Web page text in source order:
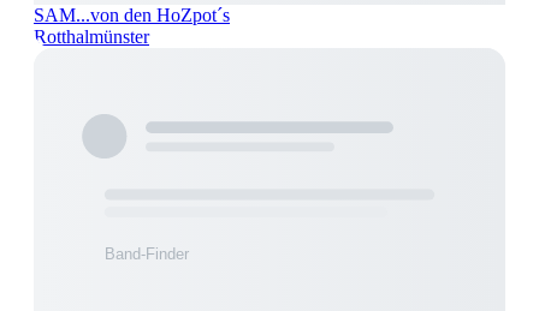
SAM...von den HoZpot´s
Rotthalmünster